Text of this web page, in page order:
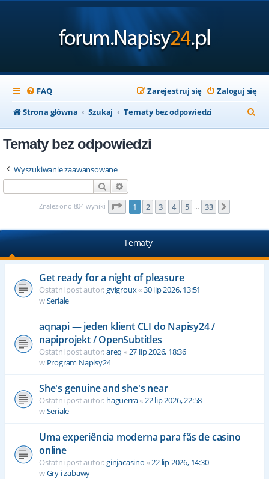
FAQ Zaloguj się
Zarejestruj się
Strona główna
Szukaj Tematy bez odpowiedzi
z
Tematy bez odpowiedzi
Wyszukiwanie zaawansowane
Szukaj
Znaleziono 804 wyniki Strona1 z33
1 2 3 4 5 … 33
Tematy
Get ready for a night of pleasure
Ostatni post autor:gvigroux«30 lip 2026, 13:51
wSeriale
aqnapi — jeden klient CLI do Napisy24 /
napiprojekt / OpenSubtitles
Ostatni post autor:areq « 27 lip 2026, 18:36
w Program Napisy24
She's genuine and she's near
Ostatni post autor: haguerra« 22 lip 2026, 22:58
wSeriale
Uma experiência moderna para fãs de casino
online
Ostatni post autor:ginjacasino «22 lip 2026, 14:30
wGry i zabawy